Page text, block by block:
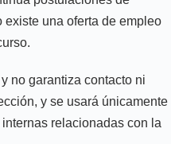
una oferta de empleo
no garantiza contacto ni
y se usará únicamente
relacionadas con la